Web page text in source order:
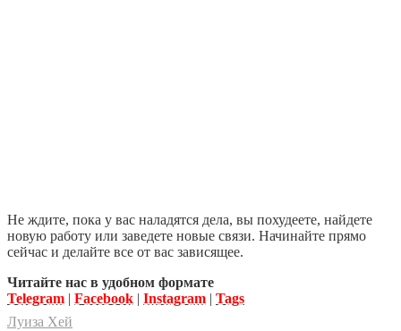
Не ждите, пока у вас наладятся дела, вы похудеете, найдете
новую работу или заведете новые связи. Начинайте прямо
сейчас и делайте все от вас зависящее.
Читайте нас в удобном формате
Telegram | Facebook | Instagram | Tags
Луиза Хей